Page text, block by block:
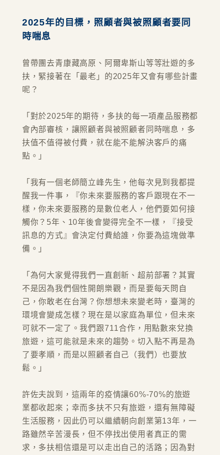
2025年的目標，照顧者與被照顧者要同
時喘息
曾帶團去青康藏高原、阿爾卑斯山等等壯遊的多
扶，緊接著在「最老」的2025年又會有哪些計畫
呢？
「對於2025年的期待，多扶的每一項產品服務都
會內部審核，讓照顧者與被照顧者同時喘息，多
扶值不值得被付費，就在能不能解決客戶的痛
點。」
「我有一個老師簡立峰先生，他每次見到我都提
醒我一件事，『你未來要服務的客戶跟現在不一
樣，你未來要服務的是數位老人，他們要如何接
觸你？5年、10年後會變得完全不一樣，『接受
訊息的方式』會決定付費給誰，你要為這塊做準
備。」
「為何大家覺得我們一直創新、超前部署？其實
不是因為我們個性開朗樂觀，而是要每天問自
己，你敢老在台灣？你想想未來變老時，臺灣的
環境會變成怎樣？現在是以家庭為單位，但未來
可就不一定了。我們跟711合作，用點數來兌換
旅遊，這可能就是未來的趨勢。切入點不再是為
了要孝順，而是以照顧者自己（我們）也要放
鬆。」
許佐夫說到，這兩年的疫情讓60%-70%的旅遊
業都收起來；幸而多扶不只有旅遊，還有無障礙
生活服務，因此仍可以繼續朝向創業第13年，一
路雖然辛苦漫長，但不停找出使用者真正的需
求，多扶相信還是可以走出自己的活路；因為對